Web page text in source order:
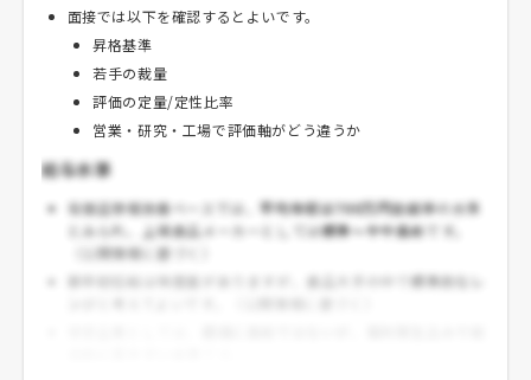
面接では以下を確認するとよいです。
昇格基準
若手の裁量
評価の定量/定性比率
営業・研究・工場で評価軸がどう違うか
給与水準
有価証券報告書ベースでは、 平均年収は700万円台前半の水準
とみられ、上場食品メーカーとしては標準〜やや高め です。
（公開情報に基づく）
新卒初任給は年度差がありますが、食品大手の中で 標準的なレ